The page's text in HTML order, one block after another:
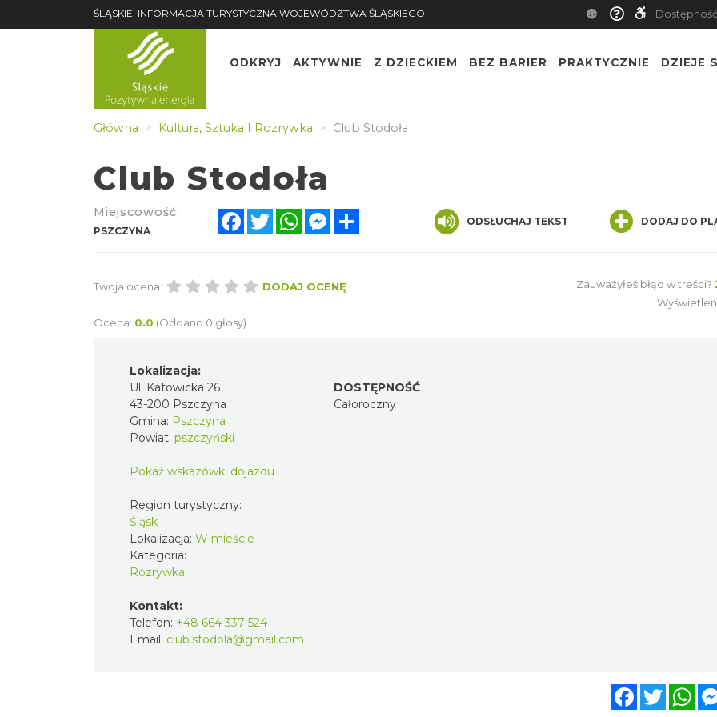
ŚLĄSKIE. INFORMACJA TURYSTYCZNA WOJEWÓDZTWA ŚLĄSKIEGO Dostępność
ODKRYJ AKTYWNIE Z DZIECKIEM BEZ BARIER PRAKTYCZNIE DZIEJE
Główna Kultura, Sztuka I Rozrywka Club Stodoła
Club Stodoła
Miejscowość:
PSZCZYNA
FacebookTwitterWhatsAppMessenger ODSŁUCHAJ TEKST DODAJ DO
Twoja ocena: DODAJ OCENĘ
Ocena: 0.0 (Oddano 0 głosy)
Zauważyłeś błąd w treści?
Lokalizacja:
Ul. Katowicka 26
43-200 Pszczyna
Gmina: Pszczyna
Powiat: pszczyński
Pokaż wskazówki dojazdu
Region turystyczny:
Śląsk
Lokalizacja: W mieście
Kategoria:
Rozrywka
Kontakt:
Telefon: +48 664 337 524
Email: club.stodola@gmail.com
DOSTĘPNOŚĆ
Całoroczny
FacebookTwitter